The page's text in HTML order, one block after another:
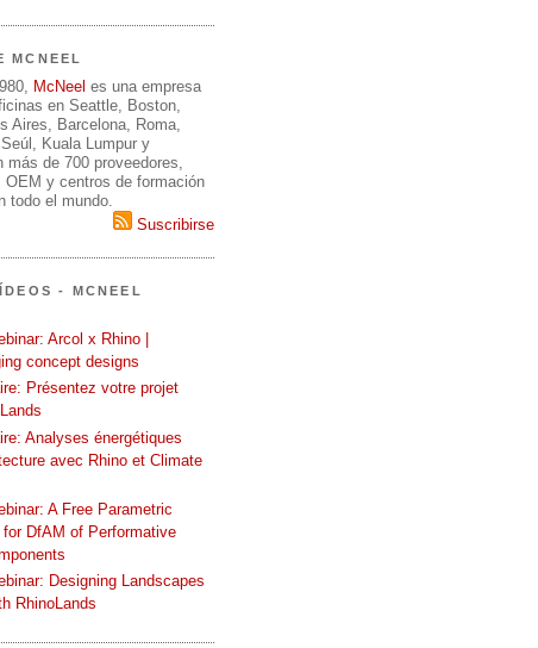
MCNEEL
McNeel es una empresa
en Seattle, Boston,
Aires, Barcelona, Roma,
Kuala Lumpur y
más de 700 proveedores,
OEM y centros de formación
todo el mundo.
Suscribirse
- MCNEEL
Arcol x Rhino |
concept designs
Présentez votre projet
Analyses énergétiques
avec Rhino et Climate
A Free Parametric
for DfAM of Performative
Designing Landscapes
RhinoLands